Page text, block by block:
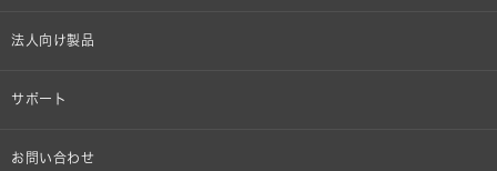
オンラインストア限定
法人向け製品
設備音響機器
サポート
個人向け製品サポート
お問い合わせ